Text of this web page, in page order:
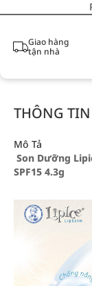
Giao hàng
tận nhà
THÔNG
Mô Tả
Son Dưỡng
SPF15 4.3g